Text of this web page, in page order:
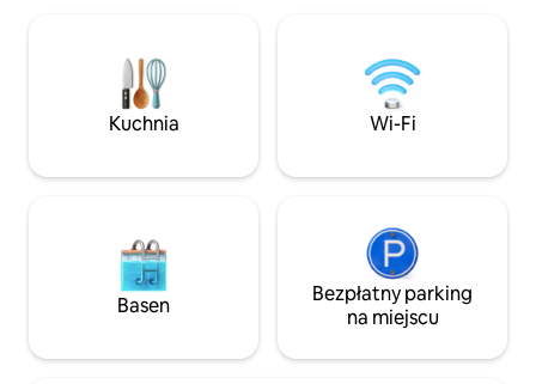
pobytu udzielamy zniżki. Doświadczenie
pobytu ◾️ Spędzaj czas w ciszy, ciesząc
się naturą ◾️ Odgłosy owadów w nocy,
śpiew ptaków rano i przyjemny wiatr
źródło termalne ◾️ W pobliżu znajduje się
filmów na projektorze (Amazon Prime) ◾️
Słuchanie muzyki z płyt Pościel ◾️ 1 łóżko
małżeńskie Opcja: Można dodać jedno
łóżko typu semi-double lub semi-single.
dłuższych pobytów Posiłki ◾️ Nie
japońską lub
jak Ganjing Blade
ale wszystko
pobytem. Można
jednej osoby po
10 osób.(Cena nie
maksymalnie 3 osób)
gościnność,
domkach
ogród
Kuchnia Wi-Fi
Basen
Bezpłatny parking
na miejscu